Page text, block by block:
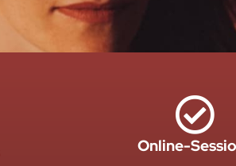
Online-